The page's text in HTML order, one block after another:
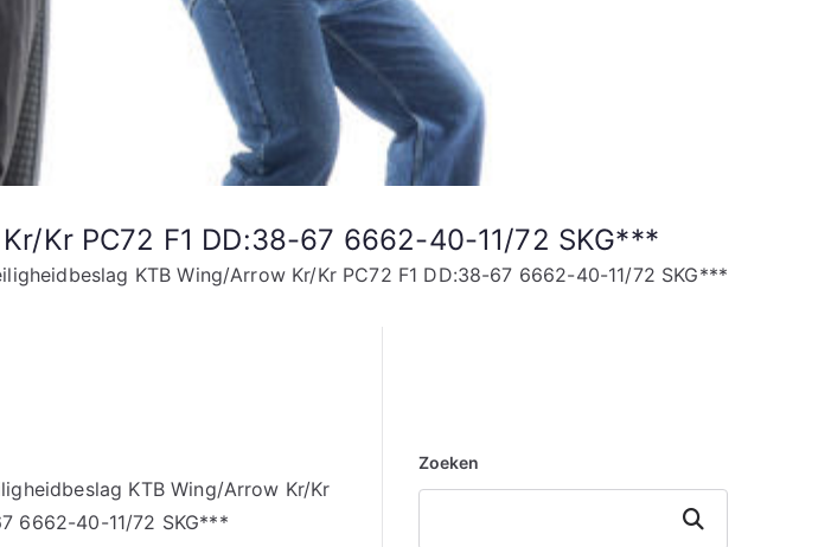
Kr PC72 F1 DD:38-67 6662-40-11/72 SKG***
KTB Wing/Arrow Kr/Kr PC72 F1 DD:38-67 6662-40-11/72 SKG***
KTB Wing/Arrow Kr/Kr
6662-40-11/72 SKG***
Zoeken
Zoeken